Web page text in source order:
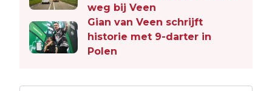
weg bij Veen
Gian van Veen schrijft
historie met 9-darter in
Polen